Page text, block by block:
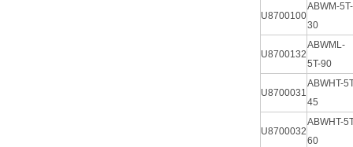
U8700100
ABWM-5T-
30
U8700132
ABWML-
5T-90
U8700031
ABWHT-
45
U8700032
ABWHT-
60